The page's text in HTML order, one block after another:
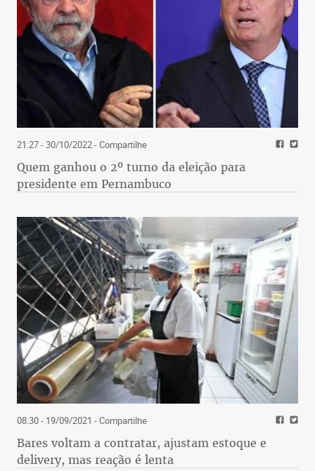
21:27 - 30/10/2022- Compartilhe
Quem ganhou o 2º turno da eleição para
presidente em Pernambuco
08:30 - 19/09/2021 - Compartilhe
Bares voltam a contratar, ajustam estoque e
delivery, mas reação é lenta